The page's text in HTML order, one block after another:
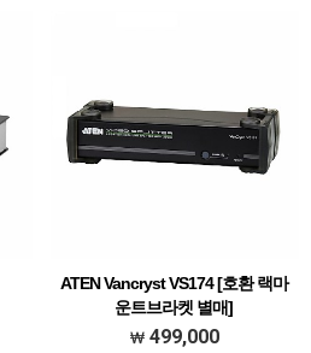
ATEN Vancryst VS174 [호환 랙마
운트브라켓 별매]
4-포트 DVI 듀얼 링크/오디오 분배기
499,000